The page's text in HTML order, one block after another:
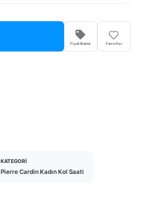
Fiyat Alarmı Favoriler
KATEGORI
Pierre Cardin Kadın Kol Saati